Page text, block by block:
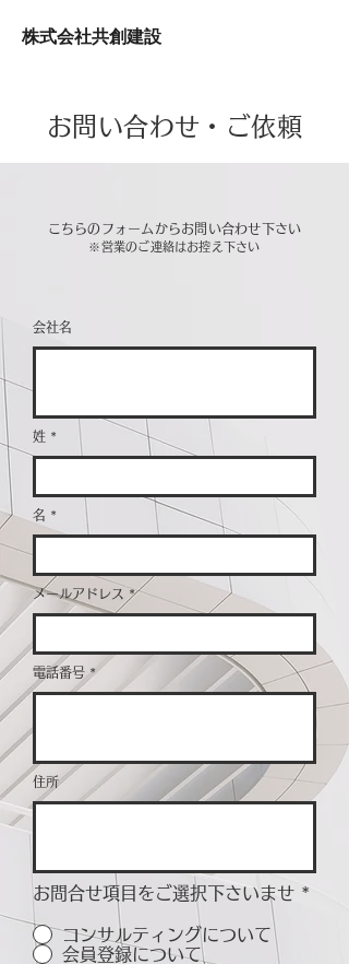
株式会社共創建設
お問い合わせ・ご依頼
こちらのフォームからお問い合わせ下さい
​※営業のご連絡はお控え下さい
会社名
姓
名
メールアドレス
電話番号
住所
お問合せ項目をご選択下さいませ *
コンサルティングについて
会員登録について